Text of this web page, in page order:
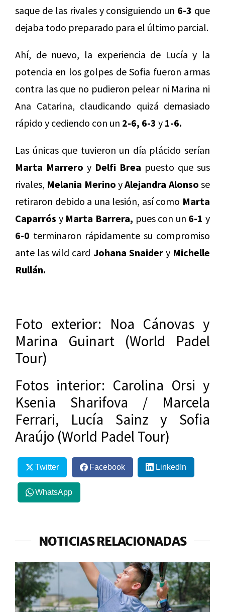
saque de las rivales y consiguiendo un 6-3 que
dejaba todo preparado para el último parcial.
Ahí, de nuevo, la experiencia de Lucía y la
potencia en los golpes de Sofia fueron armas
contra las que no pudieron pelear ni Marina ni
Ana Catarina, claudicando quizá demasiado
rápido y cediendo con un 2-6, 6-3 y 1-6.
Las únicas que tuvieron un día plácido serían
Marta Marrero y Delfi Brea puesto que sus
rivales, Melania Merino yAlejandra Alonso se
retiraron debido a una lesión, así como Marta
Caparrós y Marta Barrera, pues con un 6-1 y
6-0 terminaron rápidamente su compromiso
ante las wild card Johana Snaidery Michelle
Rullán.
Foto exterior: Noa Cánovas y
Marina Guinart (World Padel
Tour)
Fotos interior: Carolina Orsi y
Ksenia Sharifova / Marcela
Ferrari, Lucía Sainz y Sofia
Araújo (World Padel Tour)
Twitter Facebook LinkedIn
WhatsApp
NOTICIAS RELACIONADAS